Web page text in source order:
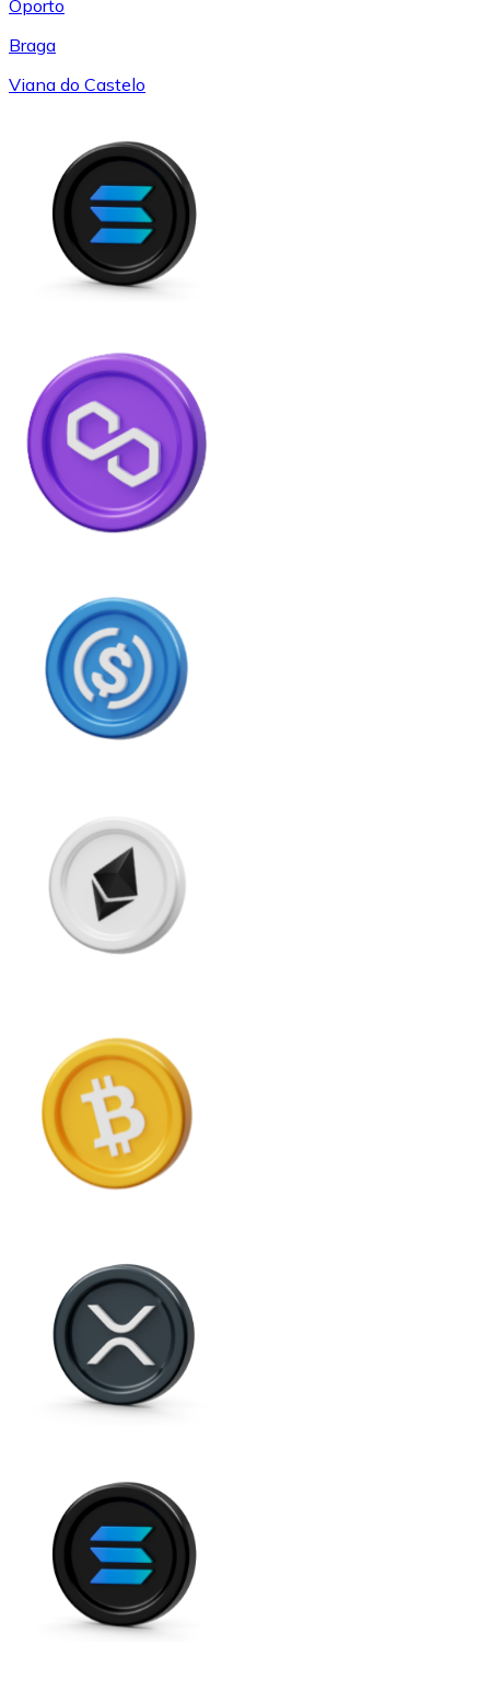
Oporto
Braga
Viana do Castelo